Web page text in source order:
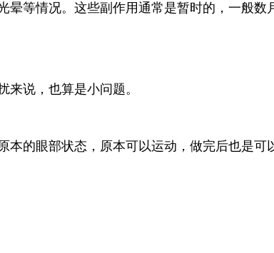
等情况。这些副作用通常是暂时的，一般数
说，也算是小问题。
的眼部状态，原本可以运动，做完后也是可